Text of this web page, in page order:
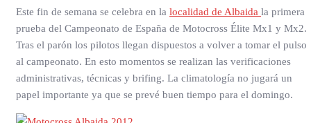
Este fin de semana se celebra en la localidad de Albaida la primera
prueba del Campeonato de España de Motocross Élite Mx1 y Mx2.
Tras el parón los pilotos llegan dispuestos a volver a tomar el pulso
al campeonato. En esto momentos se realizan las verificaciones
administrativas, técnicas y brifing. La climatología no jugará un
papel importante ya que se prevé buen tiempo para el domingo.